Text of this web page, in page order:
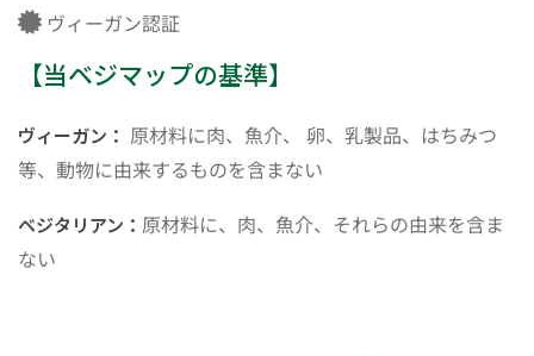
ヴィーガン認証
【当ベジマップの基準】
ヴィーガン： 原材料に肉、魚介、 卵、乳製品、はちみつ
等、動物に由来するものを含まない
ベジタリアン： 原材料に、肉、魚介、それらの由来を含ま
ない